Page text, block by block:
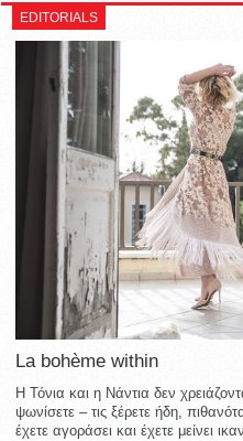
EDITORIALS
La bohème within
Η Τόνια και η Νάντια δεν
ψωνίσετε – τις ξέρετε ήδη,
έχετε αγοράσει και έχετε μείνει